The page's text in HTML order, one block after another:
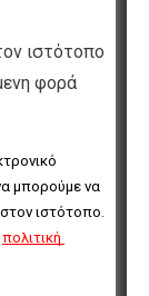
ιστότοπο
φορά
μπορούμε να
ιστότοπο.
πολιτική